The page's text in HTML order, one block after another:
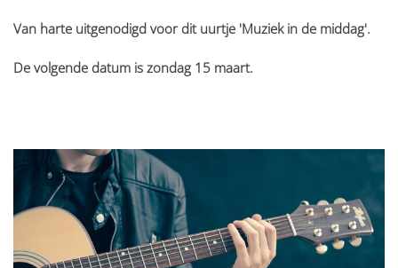
Van harte uitgenodigd voor dit uurtje 'Muziek in de middag'.
De volgende datum is zondag 15 maart.